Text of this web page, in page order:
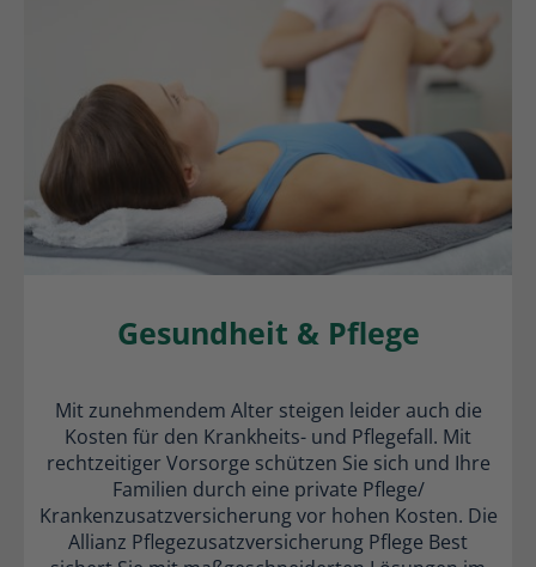
Gesundheit & Pflege
Mit zunehmendem Alter steigen leider auch die
Kosten für den Krankheits- und Pflegefall. Mit
rechtzeitiger Vorsorge schützen Sie sich und Ihre
Familien durch eine private Pflege/
Krankenzusatzversicherung vor hohen Kosten. Die
Allianz Pflegezusatzversicherung Pflege Best